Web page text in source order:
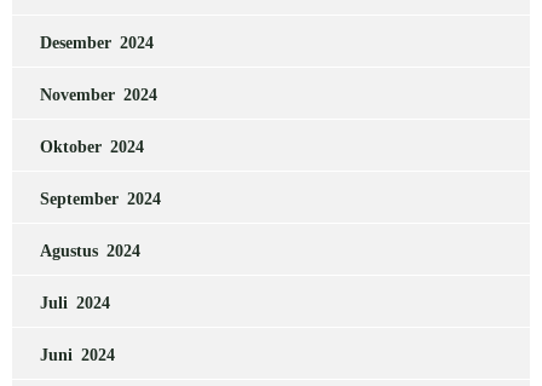
Desember 2024
November 2024
Oktober 2024
September 2024
Agustus 2024
Juli 2024
Juni 2024